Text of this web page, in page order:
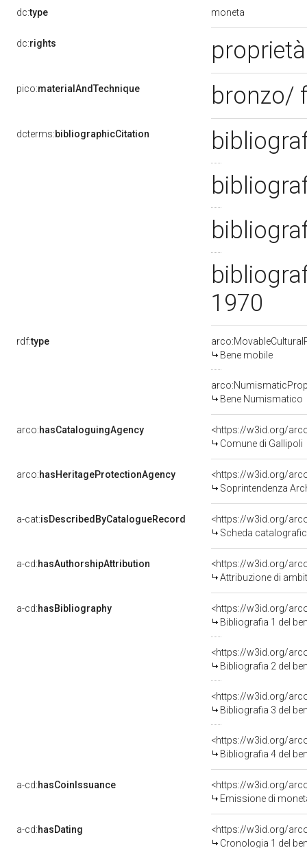
dc:type moneta
dc:rights
pico:materialAndTechnique bronzo/
dcterms:bibliographicCitation
1970
rdf:type
Bene mobile
Bene Numismatico
arco:hasCataloguingAgency
<https://w3id.org/
Comune di Gallipoli
arco:hasHeritageProtectionAgency
<https://w3id.org/
Soprintendenza
a-cat:isDescribedByCatalogueRecord
<https://w3id.org/
Scheda
a-cd:hasAuthorshipAttribution
<https://w3id.org/
Attribuzione di
a-cd:hasBibliography
<https://w3id.org/
Bibliografia 1 del
<https://w3id.org/
Bibliografia 2 del
<https://w3id.org/
Bibliografia 3 del
<https://w3id.org/
Bibliografia 4 del
a-cd:hasCoinIssuance
<https://w3id.org/
Emissione di
a-cd:hasDating
<https://w3id.org/
Cronologia 1 del